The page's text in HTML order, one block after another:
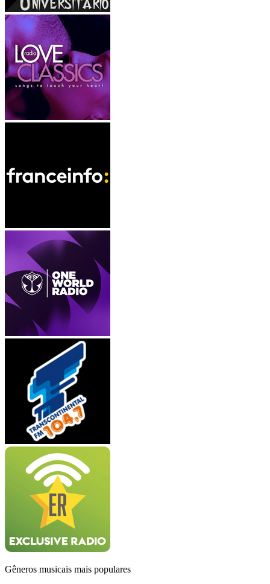
Gêneros musicais mais populares